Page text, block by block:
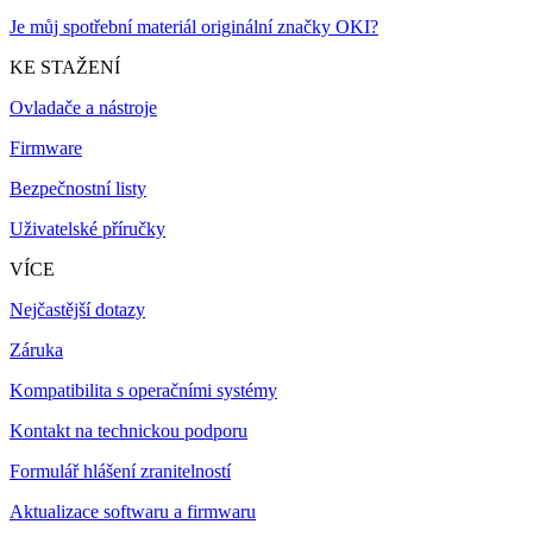
Je můj spotřební materiál originální značky OKI?
KE STAŽENÍ
Ovladače a nástroje
Firmware
Bezpečnostní listy
Uživatelské příručky
VÍCE
Nejčastější dotazy
Záruka
Kompatibilita s operačními systémy
Kontakt na technickou podporu
Formulář hlášení zranitelností
Aktualizace softwaru a firmwaru